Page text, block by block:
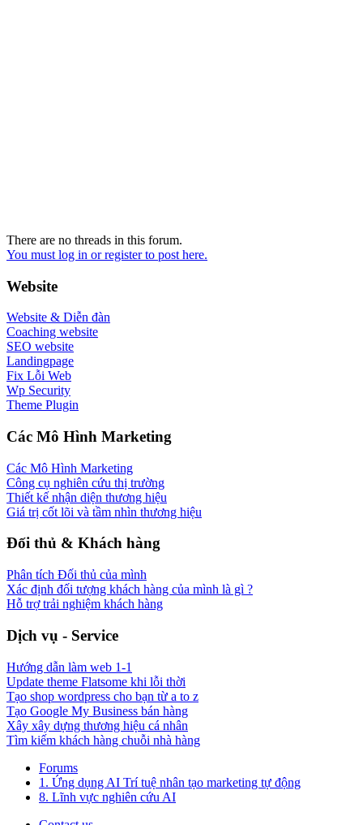
There are no threads in this forum.
You must log in or register to post here.
Website
Website & Diễn đàn
Coaching website
SEO website
Landingpage
Fix Lỗi Web
Wp Security
Theme Plugin
Các Mô Hình Marketing
Các Mô Hình Marketing
Công cụ nghiên cứu thị trường
Thiết kế nhận diện thương hiệu
Giá trị cốt lõi và tầm nhìn thương hiệu
Đối thủ & Khách hàng
Phân tích Đối thủ của mình
Xác định đối tượng khách hàng của mình là gì ?
Hỗ trợ trải nghiệm khách hàng
Dịch vụ - Service
Hướng dẫn làm web 1-1
Update theme Flatsome khi lỗi thời
Tạo shop wordpress cho bạn từ a to z
Tạo Google My Business bán hàng
Xây xây dựng thương hiệu cá nhân
Tìm kiếm khách hàng chuỗi nhà hàng
Forums
1. Ứng dụng AI Trí tuệ nhân tạo marketing tự động
8. Lĩnh vực nghiên cứu AI